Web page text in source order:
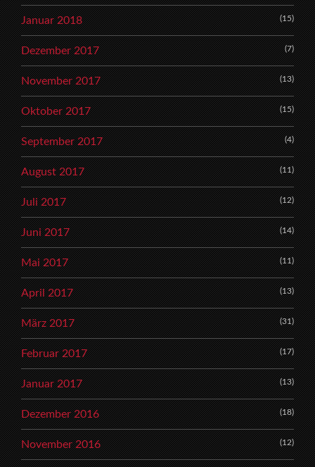
Januar 2018 (15)
Dezember 2017 (7)
November 2017 (13)
Oktober 2017 (15)
September 2017 (4)
August 2017 (11)
Juli 2017 (12)
Juni 2017 (14)
Mai 2017 (11)
April 2017 (13)
März 2017 (31)
Februar 2017 (17)
Januar 2017 (13)
Dezember 2016 (18)
November 2016 (12)